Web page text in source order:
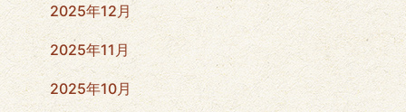
2025年12月
2025年11月
2025年10月